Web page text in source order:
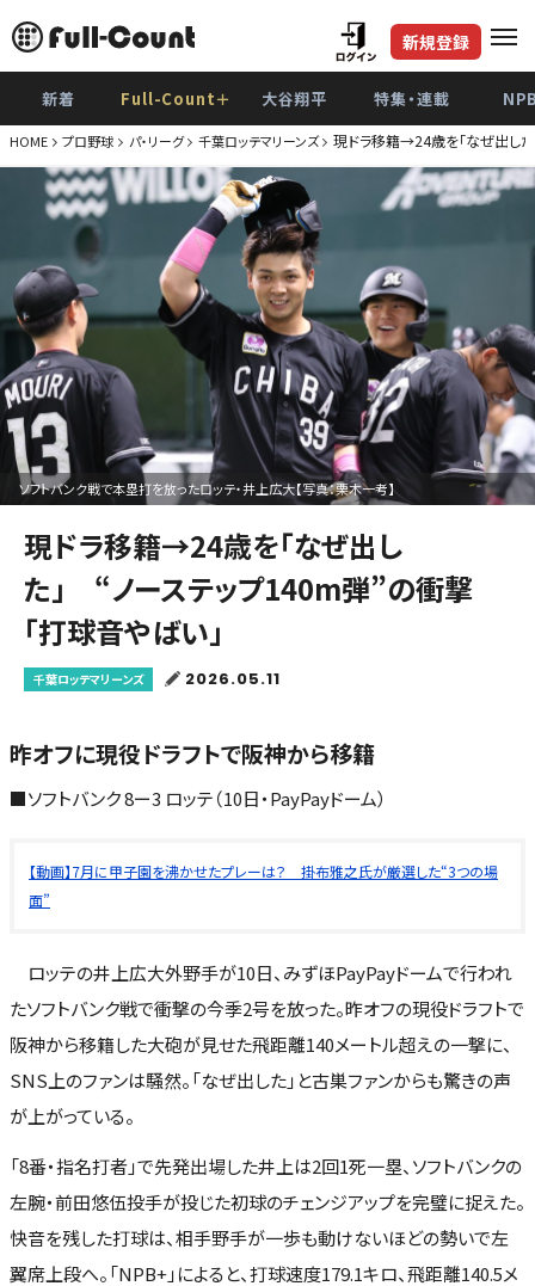
新規登録
新着 Full-Count＋ 大谷翔平 特集・連載
HOME プロ野球 パ・リーグ 千葉ロッテマリーンズ 現ドラ移籍→24歳を「なぜ出し
ソフトバンク戦で本塁打を放ったロッテ・井上広大【写真：栗木一考】
現ドラ移籍→24歳を「なぜ出し
た」 “ノーステップ140m弾”の衝撃
「打球音やばい」
千葉ロッテマリーンズ 2026.05.11
昨オフに現役ドラフトで阪神から移籍
■ソフトバンク 8ー3 ロッテ（10日・PayPayドーム）
【動画】7月に甲子園を沸かせたプレーは？ 掛布雅之氏が厳選した“3つの場
面”
ロッテの井上広大外野手が10日、みずほPayPayドームで行われ
たソフトバンク戦で衝撃の今季2号を放った。昨オフの現役ドラフトで
阪神から移籍した大砲が見せた飛距離140メートル超えの一撃に、
SNS上のファンは騒然。「なぜ出した」と古巣ファンからも驚きの声
が上がっている。
「8番・指名打者」で先発出場した井上は2回1死一塁、ソフトバンクの
左腕・前田悠伍投手が投じた初球のチェンジアップを完璧に捉えた。
快音を残した打球は、相手野手が一歩も動けないほどの勢いで左
翼席上段へ。「NPB+」によると、打球速度179.1キロ、飛距離140.5メ